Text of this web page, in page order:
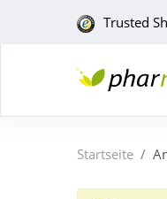
Trusted
Startseite